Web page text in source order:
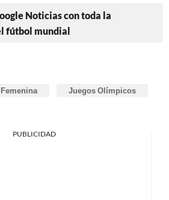
Noticias con toda la
fútbol mundial
Juegos Olímpicos
PUBLICIDAD